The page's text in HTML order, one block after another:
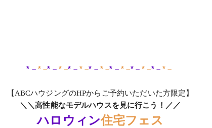
* – * –* – * –* – * –* – * –* –* –* –* –* –* –
【ABCハウジングのHPからご予約いただいた方限定】
＼＼高性能なモデルハウスを見に行こう！／／
ハロウィン住宅フェス